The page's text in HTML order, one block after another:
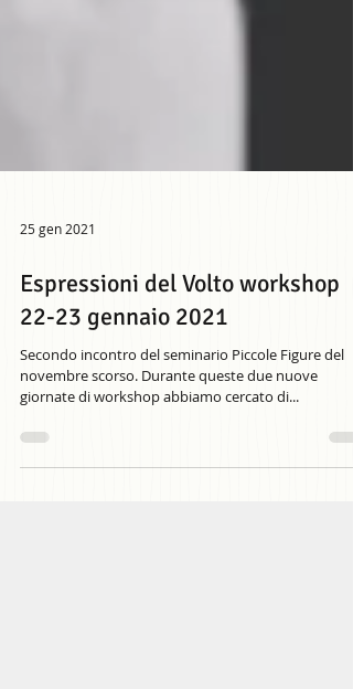
25 gen 2021
Espressioni del Volto workshop
22-23 gennaio 2021
Secondo incontro del seminario Piccole Figure del
giornate di workshop abbiamo cercato di...